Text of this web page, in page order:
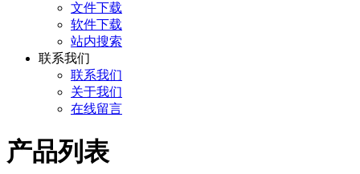
文件下载
软件下载
站内搜索
联系我们
联系我们
关于我们
在线留言
产品列表